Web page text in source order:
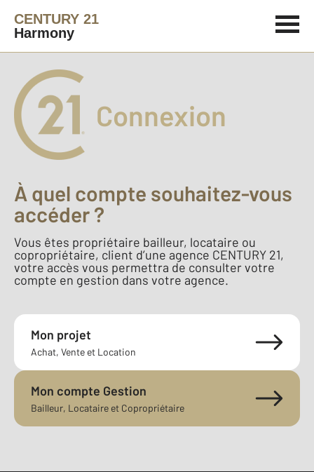
CENTURY 21
Harmony
Connexion
À quel compte souhaitez-vous
accéder ?
Vous êtes propriétaire bailleur, locataire ou
copropriétaire, client d’une agence CENTURY 21,
votre accès vous permettra de consulter votre
compte en gestion dans votre agence.
Mon projet
Achat, Vente et Location
Mon compte Gestion
Bailleur, Locataire et Copropriétaire